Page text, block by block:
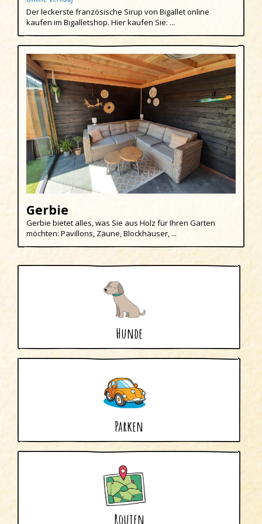
Egmond aan den Hoef
Egmond-Binnen
Egmond aan Zee
Groet
Hargen aan Zee
Heemskerk
Heerhugowaard
Heiloo
Limmen
Region
Schoorl
Sint Maartenszee
Uitgeest
Wijk aan Zee
Der leckerste französische Sirup von Bigallet online
kaufen im Bigalletshop. Hier kaufen Sie: ...
Gerbie
Gerbie bietet alles, was Sie aus Holz für Ihren Garten
möchten: Pavillons, Zäune, Blockhäuser, ...
Hunde
Parken
Routen